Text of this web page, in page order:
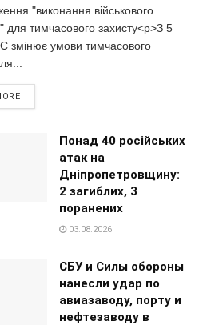
"виконання військового
для тимчасового захисту<p>З 5
змінює умови тимчасового
Понад 40 російських
атак на
Дніпропетровщину:
2 загиблих, 3
поранених
03.08.2026
СБУ и Силы обороны
нанесли удар по
авиазаводу, порту и
нефтезаводу в